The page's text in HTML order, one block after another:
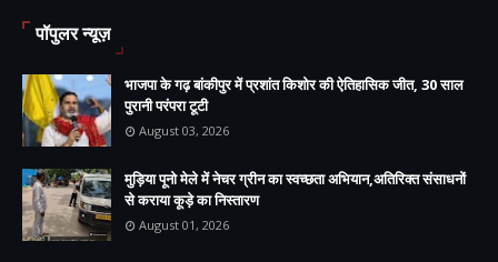
पॉपुलर न्यूज़
भाजपा के गढ़ बांकीपुर में प्रशांत किशोर की ऐतिहासिक जीत, 30 साल
पुरानी परंपरा टूटी
August 03, 2026
मुड़िया पूनो मेले में नेचर ग्रीन का स्वच्छता अभियान,अतिरिक्त संसाधनों
से कराया कूड़े का निस्तारण
August 01, 2026